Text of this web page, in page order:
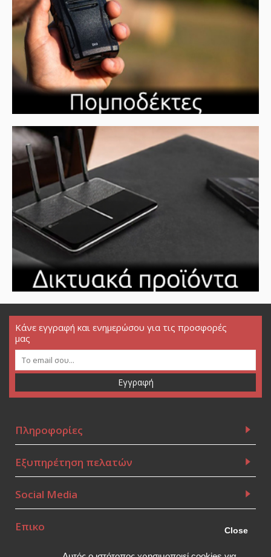
Close
Κάνε εγγραφή και ενημερώσου για τις προσφορές
μας
Εγγραφή
Πληροφορίες
Εξυπηρέτηση πελατών
Social Media
Επικοινωνία